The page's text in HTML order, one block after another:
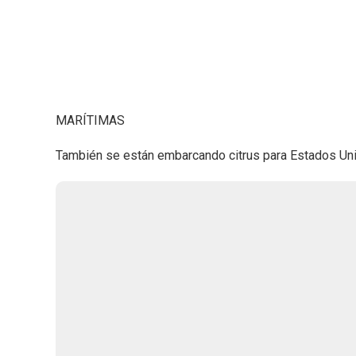
MARÍTIMAS
También se están embarcando citrus para Estados